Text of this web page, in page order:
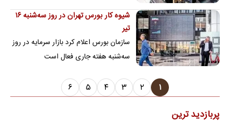
پربازدید ترین
شیوه کار بورس تهران در روز سه‌شنبه ۱۶
تیر
سازمان بورس اعلام کرد بازار سرمایه در روز
سه‌شنبه هفته جاری فعال است
۱ ۲ ۳ ۴ ۵ ۶